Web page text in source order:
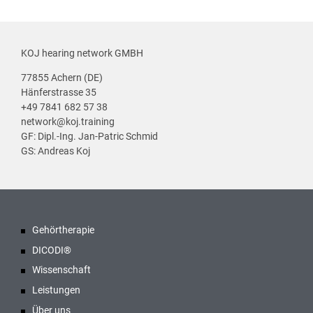
KOJ hearing network GMBH
77855 Achern (DE)
Hänferstrasse 35
+49 7841 682 57 38
network@koj.training
GF: Dipl.-Ing. Jan-Patric Schmid
GS: Andreas Koj
Gehörtherapie
DICODI®
Wissenschaft
Leistungen
Über uns